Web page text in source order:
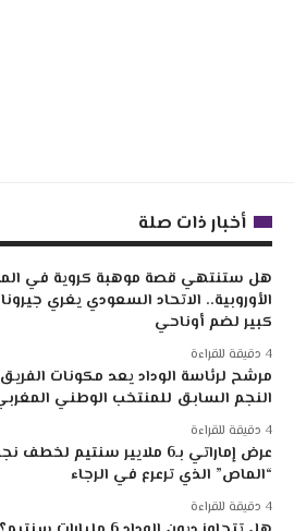
أخبار ذات صلة
هل ستنتهي قصة موهبة كروية في
الأوروبية.. الاتحاد السعودي يغري جيرونا
كبير لضم أوناحي
مرشح لرئاسة الوداد يعد مكونات الفريق
النجم السابق للمنتخب الوطني المغربي
عرض إماراتي بـ6 ملايير سنتيم لخطف نجم
“الماص” الذي ترعرع في الرجاء